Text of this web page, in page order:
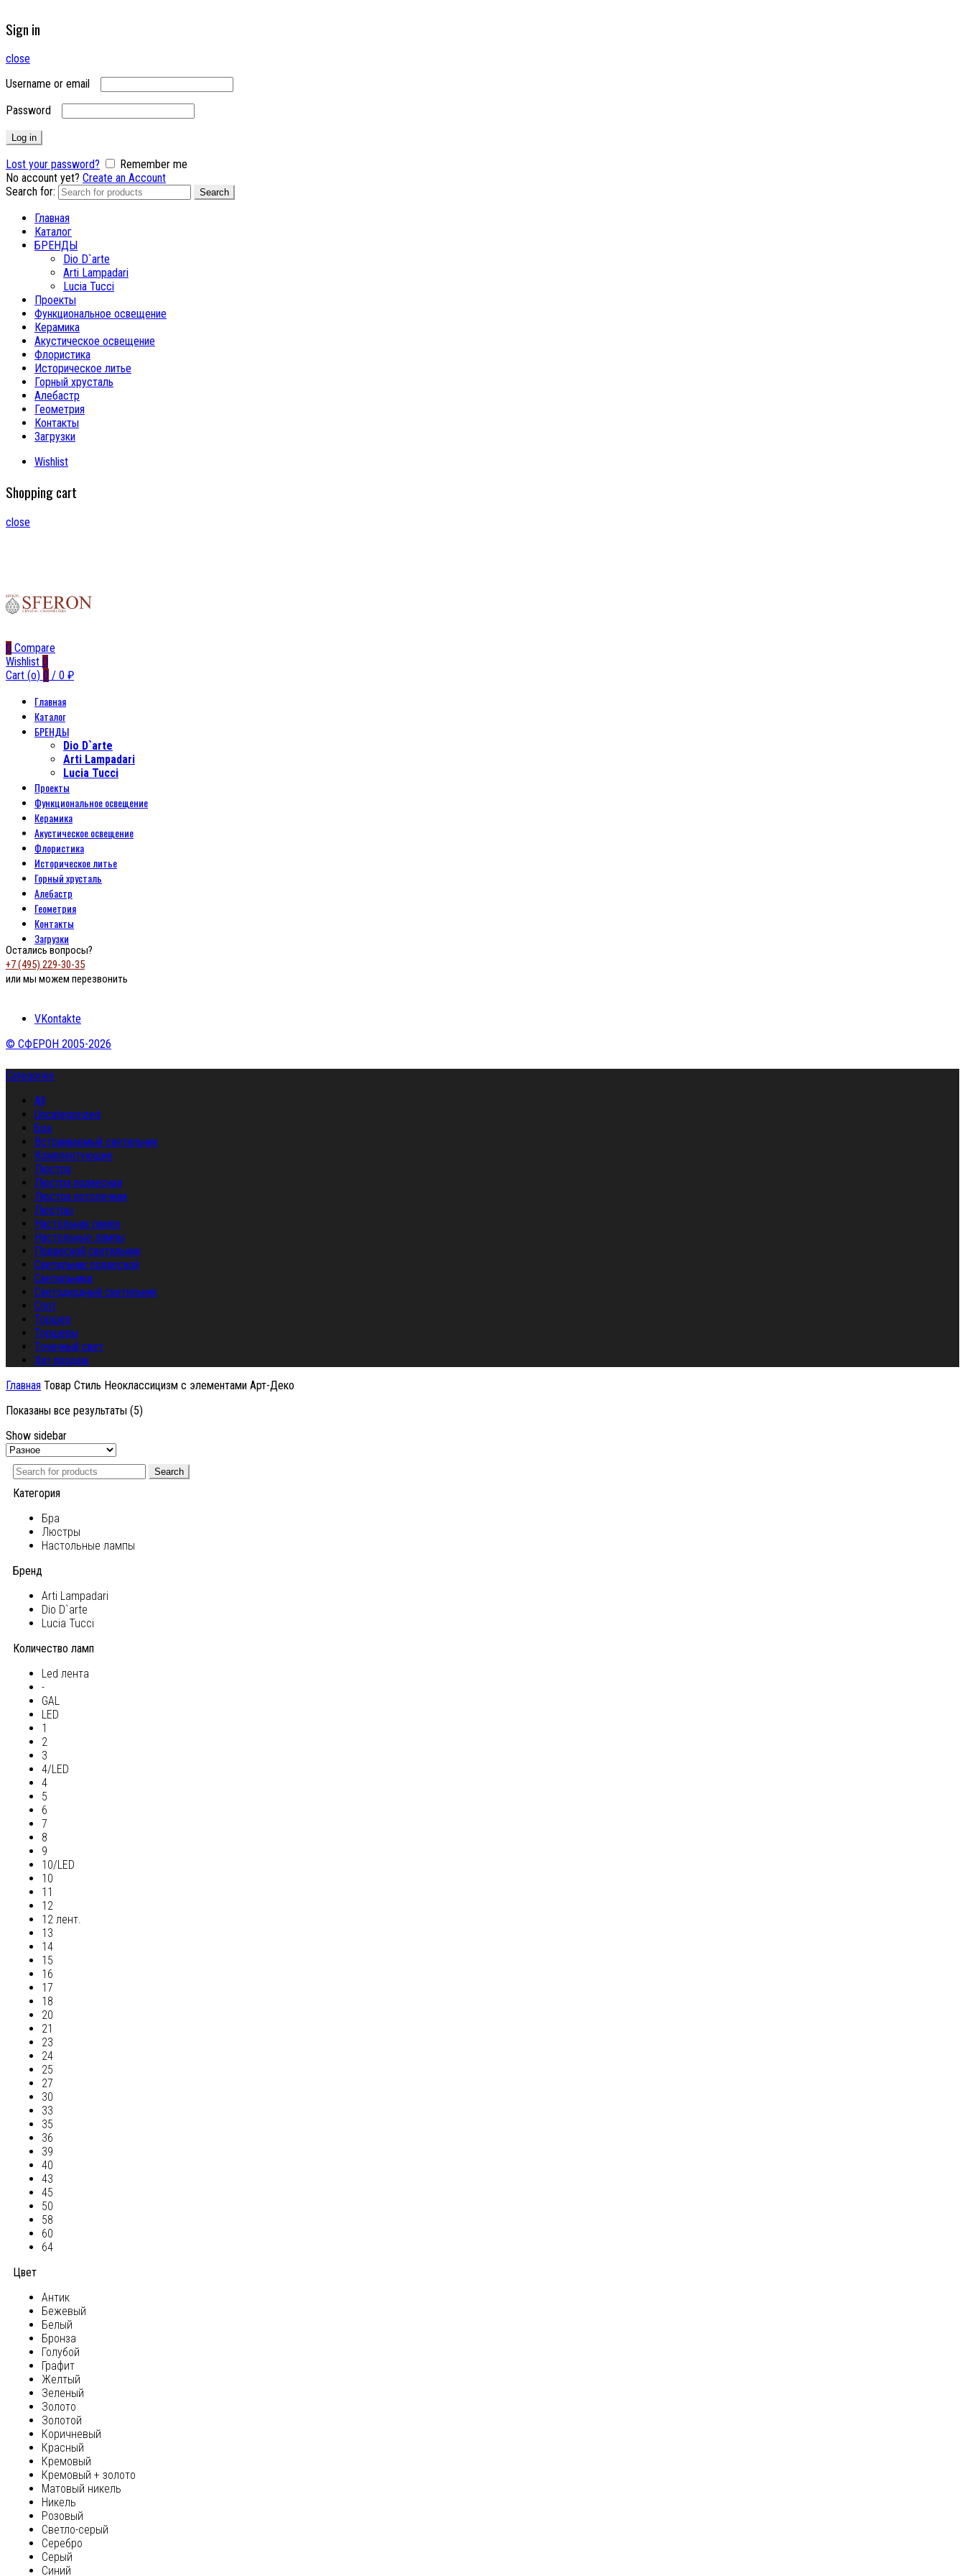
Sign in
close
Username or email
Password
Log in
Lost your password?
Remember me
No account yet? Create an Account
Search for:
Search
Главная
Каталог
БРЕНДЫ
Dio D`arte
Arti Lampadari
Lucia Tucci
Проекты
Функциональное освещение
Керамика
Акустическое освещение
Флористика
Историческое литье
Горный хрусталь
Алебастр
Геометрия
Контакты
Загрузки
Wishlist
Shopping cart
close
0 Compare
Wishlist 0
Cart (o) 0 / 0 ₽
Главная
Каталог
БРЕНДЫ
Dio D`arte
Arti Lampadari
Lucia Tucci
Проекты
Функциональное освещение
Керамика
Акустическое освещение
Флористика
Историческое литье
Горный хрусталь
Алебастр
Геометрия
Контакты
Загрузки
Остались вопросы?
+7 (495) 229-30-35
или мы можем перезвонить
VKontakte
© СФЕРОН 2005-2026
Categories
All
Uncategorized
Бра
Встраиваемый светильник
Комплектующие
Люстра
Люстра подвесная
Люстра потолочная
Люстры
Настольная лампа
Настольные лампы
Подвесной светильник
Светильник подвесной
Светильники
Светодиодный светильник
Спот
Торшер
Торшеры
Точечный свет
Хит продаж
Главная Товар Стиль Неоклассицизм с элементами Арт-Деко
Показаны все результаты (5)
Show sidebar
Search
Категория
Бра
Люстры
Настольные лампы
Бренд
Arti Lampadari
Dio D`arte
Lucia Tucci
Количество ламп
Led лента
-
GAL
LED
1
2
3
4/LED
4
5
6
7
8
9
10/LED
10
11
12
12 лент.
13
14
15
16
17
18
20
21
23
24
25
27
30
33
35
36
39
40
43
45
50
58
60
64
Цвет
Антик
Бежевый
Белый
Бронза
Голубой
Графит
Желтый
Зеленый
Золото
Золотой
Коричневый
Красный
Кремовый
Кремовый + золото
Матовый никель
Никель
Розовый
Светло-серый
Серебро
Серый
Синий